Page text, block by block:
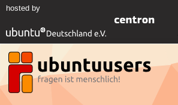
hosted by